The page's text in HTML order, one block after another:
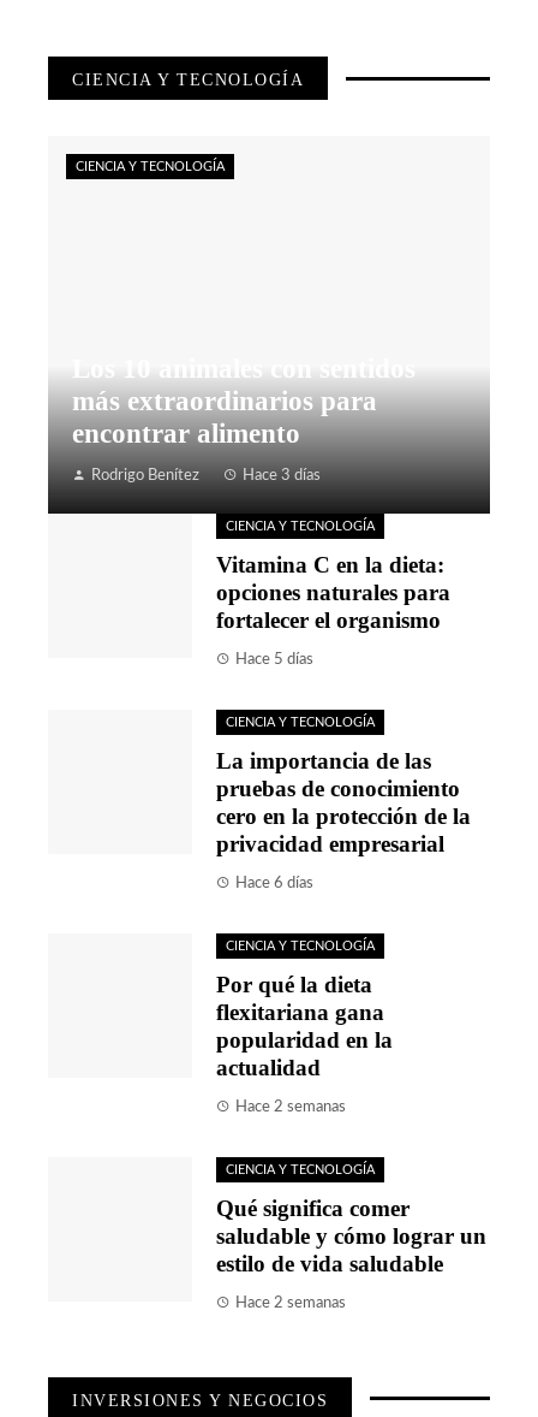
CIENCIA Y TECNOLOGÍA
Los 10 animales con sentidos
más extraordinarios para
encontrar alimento
Rodrigo Benítez Hace 3 días
CIENCIA Y TECNOLOGÍA
CIENCIA Y TECNOLOGÍA
Vitamina C en la dieta:
opciones naturales para
fortalecer el organismo
Hace 5 días
CIENCIA Y TECNOLOGÍA
La importancia de las
pruebas de conocimiento
cero en la protección de la
privacidad empresarial
Hace 6 días
CIENCIA Y TECNOLOGÍA
Por qué la dieta
flexitariana gana
popularidad en la
actualidad
Hace 2 semanas
CIENCIA Y TECNOLOGÍA
Qué significa comer
saludable y cómo lograr un
estilo de vida saludable
Hace 2 semanas
INVERSIONES Y NEGOCIOS